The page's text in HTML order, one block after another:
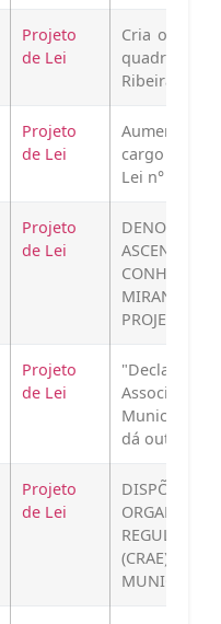
Projeto
de Lei
Cria o
quadro de
Ribeira do
Projeto
de Lei
Aumenta o
cargo de
Lei n° 465/
Projeto
de Lei
DENOMINA
Projeto
de Lei
"Declara
Município
dá outras…
Projeto
de Lei
DISPÕE
(CRAE) NO
MUNICIPAL…